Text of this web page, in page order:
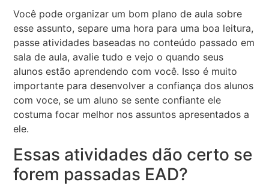
Você pode organizar um bom plano de aula sobre
esse assunto, separe uma hora para uma boa leitura,
passe atividades baseadas no conteúdo passado em
sala de aula, avalie tudo e vejo o quando seus
alunos estão aprendendo com você. Isso é muito
importante para desenvolver a confiança dos alunos
com voce, se um aluno se sente confiante ele
costuma focar melhor nos assuntos apresentados a
ele.
Essas atividades dão certo se
forem passadas EAD?